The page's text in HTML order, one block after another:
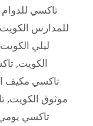
تاكسي
للمدارس الكويت
ليلي الكويت
الكويت,
تاكسي مكيف
موثوق الكويت,
تاكسي